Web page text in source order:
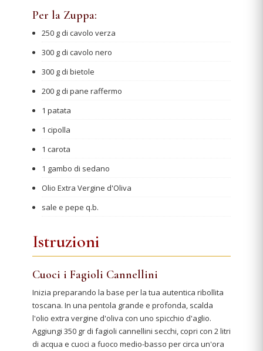
Per la Zuppa:
250 g di cavolo verza
300 g di cavolo nero
300 g di bietole
200 g di pane raffermo
1 patata
1 cipolla
1 carota
1 gambo di sedano
Olio Extra Vergine d'Oliva
sale e pepe q.b.
Istruzioni
Cuoci i Fagioli Cannellini
Inizia preparando la base per la tua autentica ribollita
toscana. In una pentola grande e profonda, scalda
l'olio extra vergine d'oliva con uno spicchio d'aglio.
Aggiungi 350 gr di fagioli cannellini secchi, copri con 2 litri
di acqua e cuoci a fuoco medio-basso per circa un'ora